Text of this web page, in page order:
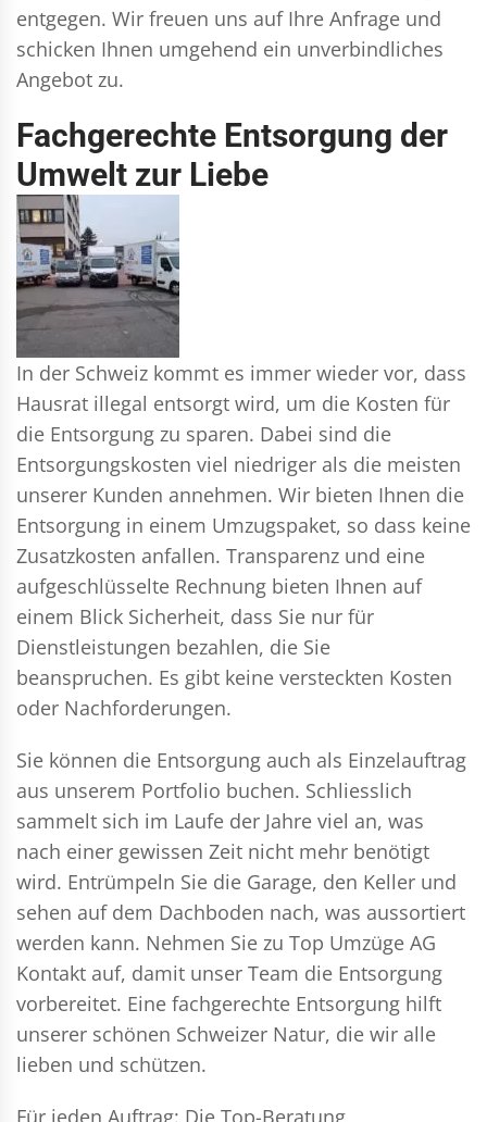
entgegen. Wir freuen uns auf Ihre Anfrage und
schicken Ihnen umgehend ein unverbindliches
Angebot zu.
Fachgerechte Entsorgung der
Umwelt zur Liebe
In der Schweiz kommt es immer wieder vor, dass
Hausrat illegal entsorgt wird, um die Kosten für
die Entsorgung zu sparen. Dabei sind die
Entsorgungskosten viel niedriger als die meisten
unserer Kunden annehmen. Wir bieten Ihnen die
Entsorgung in einem Umzugspaket, so dass keine
Zusatzkosten anfallen. Transparenz und eine
aufgeschlüsselte Rechnung bieten Ihnen auf
einem Blick Sicherheit, dass Sie nur für
Dienstleistungen bezahlen, die Sie
beanspruchen. Es gibt keine versteckten Kosten
oder Nachforderungen.
Sie können die Entsorgung auch als Einzelauftrag
aus unserem Portfolio buchen. Schliesslich
sammelt sich im Laufe der Jahre viel an, was
nach einer gewissen Zeit nicht mehr benötigt
wird. Entrümpeln Sie die Garage, den Keller und
sehen auf dem Dachboden nach, was aussortiert
werden kann. Nehmen Sie zu Top Umzüge AG
Kontakt auf, damit unser Team die Entsorgung
vorbereitet. Eine fachgerechte Entsorgung hilft
unserer schönen Schweizer Natur, die wir alle
lieben und schützen.
Für jeden Auftrag: Die Top-Beratung